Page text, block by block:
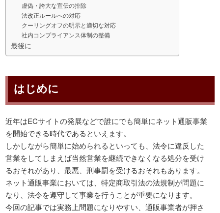
虚偽・誇大な宣伝の排除
法改正ルールへの対応
クーリングオフの明示と適切な対応
社内コンプライアンス体制の整備
最後に
はじめに
近年はECサイトの発展などで誰にでも簡単にネット通販事業
を開始できる時代であるといえます。
しかしながら簡単に始められるといっても、法令に違反した
営業をしてしまえば当然営業を継続できなくなる処分を受け
るおそれがあり、最悪、刑事罰を受けるおそれもあります。
ネット通販事業においては、特定商取引法の法規制が問題に
なり、法令を遵守して事業を行うことが重要になります。
今回の記事では実務上問題になりやすい、通販事業者が押さ